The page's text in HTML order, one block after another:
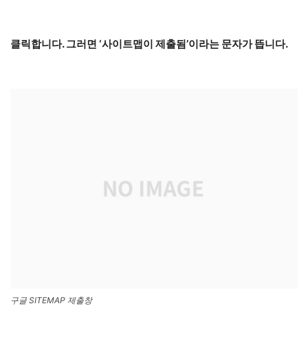
클릭합니다. 그러면 ‘사이트맵이 제출됨’이라는 문자가 뜹니다.
구글 SITEMAP 제출창